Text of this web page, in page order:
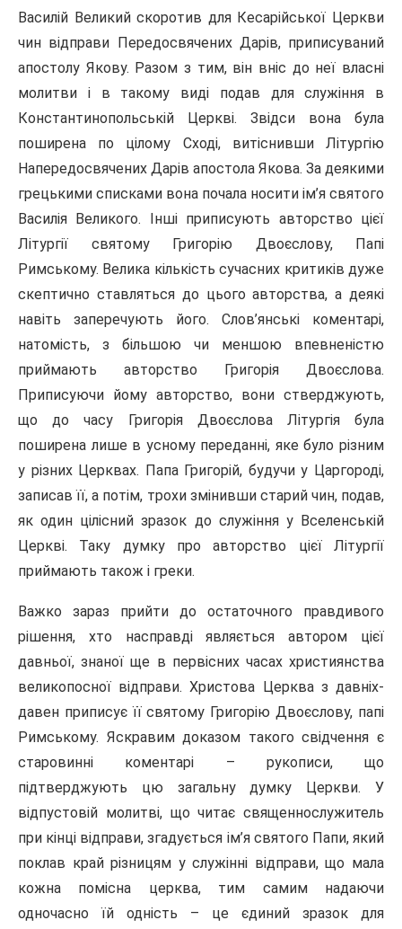
Василій Великий скоротив для Кесарійської Церкви
чин відправи Передосвячених Дарів, приписуваний
апостолу Якову. Разом з тим, він вніс до неї власні
молитви і в такому виді подав для служіння в
Константино­польській Церкві. Звідси вона була
поширена по цілому Сході, витіснивши Літургію
Напередосвячених Дарів апостола Якова. За деякими
грецькими списками вона почала носити ім’я святого
Василія Великого. Інші приписують авторство цієї
Літургії святому Григорію Двоєслову, Папі
Римському. Велика кількість сучасних критиків дуже
скептично ставляться до цього авторства, а деякі
навіть заперечують його. Слов’янські коментарі,
натомість, з більшою чи меншою впевненістю
приймають авторство Григорія Двоєслова.
Приписуючи йому авторство, вони стверджують,
що до часу Григорія Двоєслова Літургія була
поширена лише в усному переданні, яке було різним
у різних Церквах. Папа Григорій, будучи у Царгороді,
записав її, а потім, трохи змінивши старий чин, подав,
як один цілісний зразок до служіння у Вселенській
Церкві. Таку думку про авторство цієї Літургії
приймають також і греки.
Важко зараз прийти до остаточного правдивого
рішення, хто насправді являється автором цієї
давньої, знаної ще в первісних часах християнства
великопосної відправи. Христова Церква з давніх-
давен приписує її святому Григорію Двоєслову, папі
Римському. Яскравим доказом такого свідчення є
старовинні коментарі – рукописи, що
підтверджують цю загальну думку Церкви. У
відпустовій молитві, що читає священнослужитель
при кінці відправи, згадується ім’я святого Папи, який
поклав край різницям у служінні відправи, що мала
кожна помісна церква, тим самим надаючи
одночасно їй одність – це єдиний зразок для